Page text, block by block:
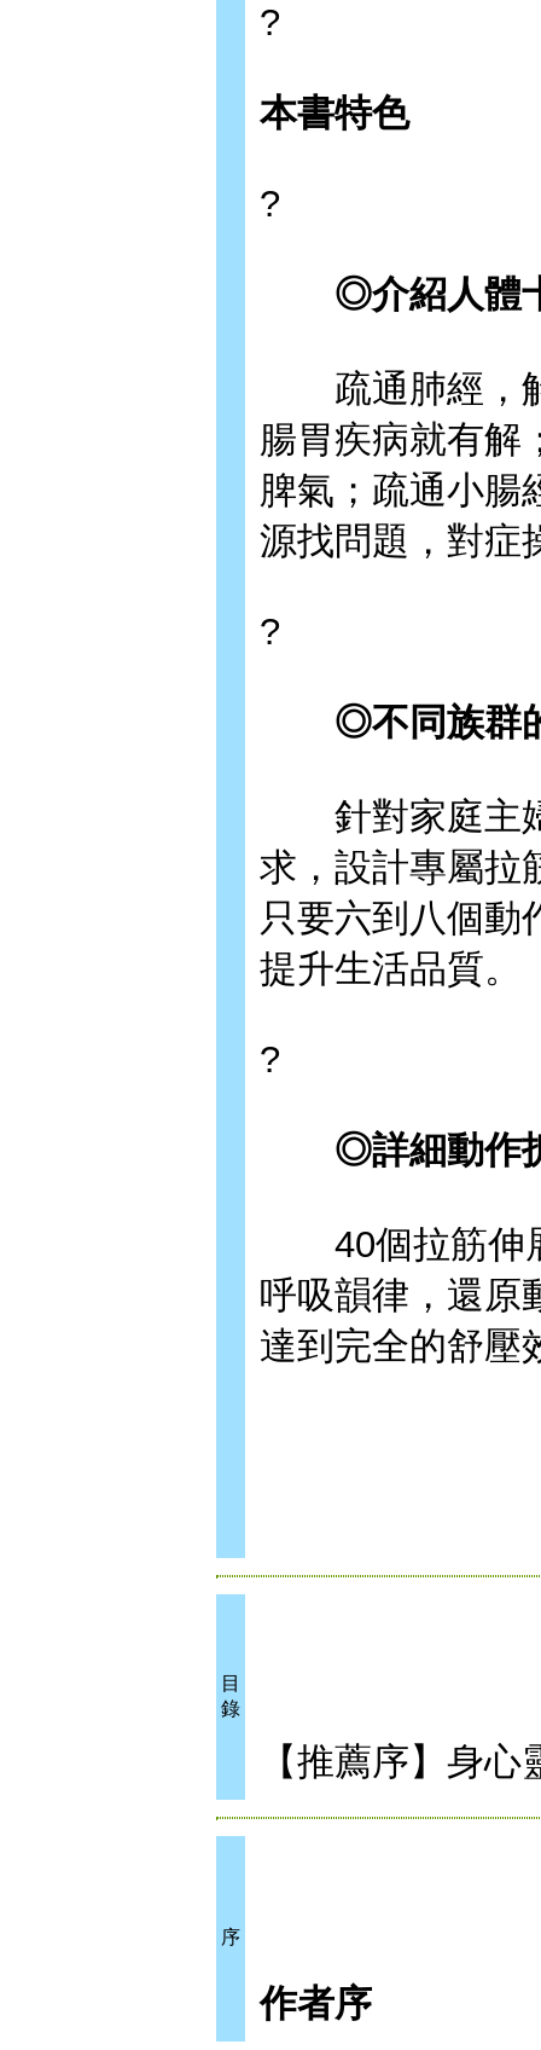
?
本書特色
?
◎介紹人體十
疏通肺經，解
腸胃疾病就有解
脾氣；疏通小
源找問題，對症
?
◎不同族群
針對家庭主婦
求，設計專屬拉
只要六到八個動
提升生活品質。
?
◎詳細動作
40個拉筋伸展
呼吸韻律，還原
達到完全的舒壓
目
錄
【推薦序】身
序
作者序